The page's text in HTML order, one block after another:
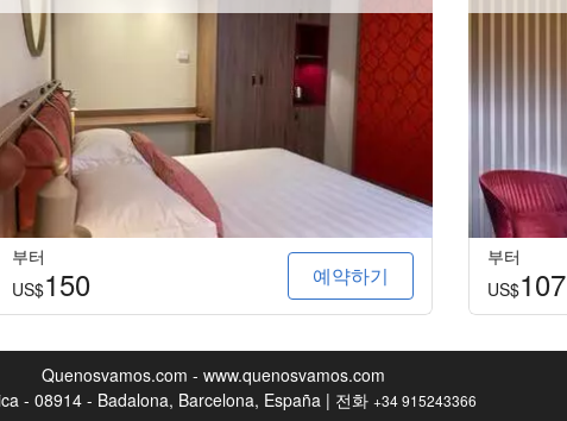
부터
US$150 예약하기
부터
US$107
Quenosvamos.com - www.quenosvamos.com
- 08914 - Badalona, Barcelona, España | 전화 +34 915243366